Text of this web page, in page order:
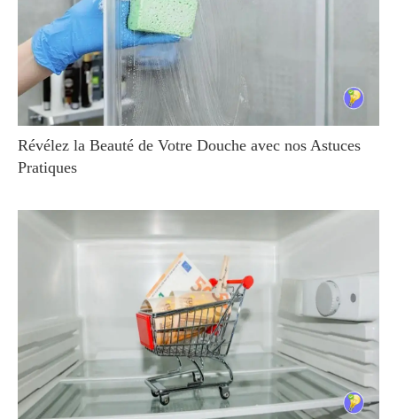
Révélez la Beauté de Votre Douche avec nos Astuces
Pratiques